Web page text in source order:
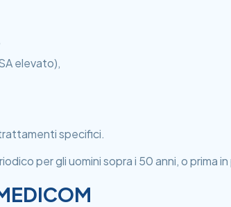
elevato),
specifici.
per gli uomini sopra i 50 anni, o prima